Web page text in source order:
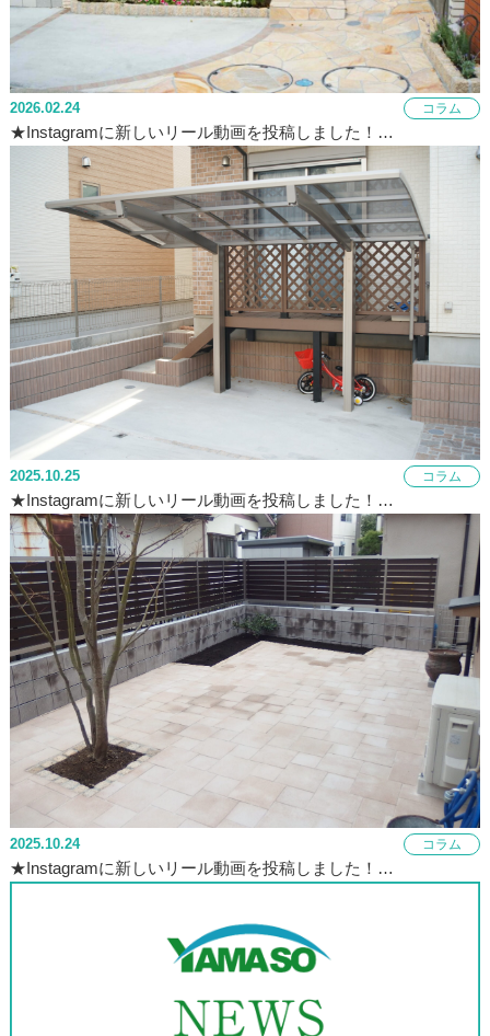
2026.02.24 コラム
★Instagramに新しいリール動画を投稿しました！…
2025.10.25 コラム
★Instagramに新しいリール動画を投稿しました！…
2025.10.24 コラム
★Instagramに新しいリール動画を投稿しました！…